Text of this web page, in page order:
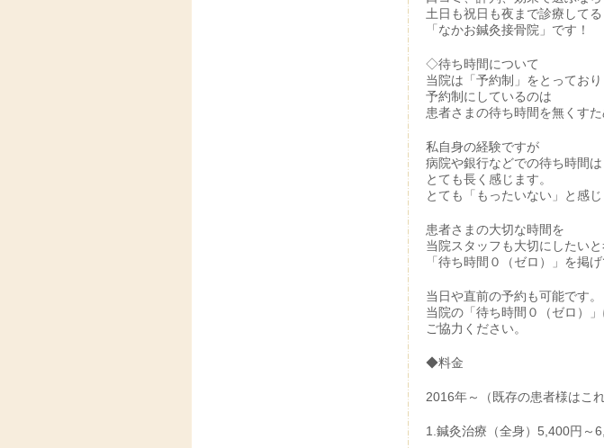
土日も祝日も夜まで診療してる
「なかお鍼灸接骨院」です！
◇待ち時間について
当院は「予約制」をとっており
予約制にしているのは
患者さまの待ち時間を無くすた
私自身の経験ですが
病院や銀行などでの待ち時間は
とても長く感じます。
とても「もったいない」と感じ
患者さまの大切な時間を
当院スタッフも大切にしたいと
「待ち時間０（ゼロ）」を掲げ
当日や直前の予約も可能です。
当院の「待ち時間０（ゼロ）」
ご協力ください。
◆料金
2016年～（既存の患者様はこ
1.鍼灸治療（全身）5,400円～